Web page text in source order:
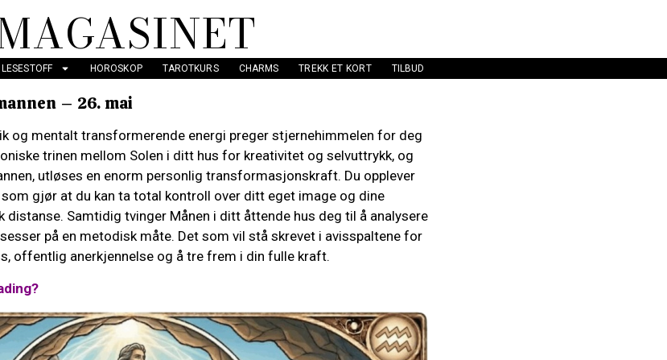
LESESTOFF HOROSKOP TAROTKURS CHARMS TREKK ET KORT TILBUD
– 26. mai
og mentalt transformerende energi preger stjernehimmelen for deg
trinen mellom Solen i ditt hus for kreativitet og selvuttrykk, og
utløses en enorm personlig transformasjonskraft. Du opplever
gjør at du kan ta total kontroll over ditt eget image og dine
distanse. Samtidig tvinger Månen i ditt åttende hus deg til å analysere
på en metodisk måte. Det som vil stå skrevet i avisspaltene for
offentlig anerkjennelse og å tre frem i din fulle kraft.